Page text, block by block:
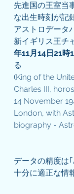
先進国の王室当
な出生時刻が記
アストロデータ
新イギリス王チ
年11月14日21時
る
(King of the
Charles III,
14 November
London, with
biography -
データの精度は
十分に適正な情